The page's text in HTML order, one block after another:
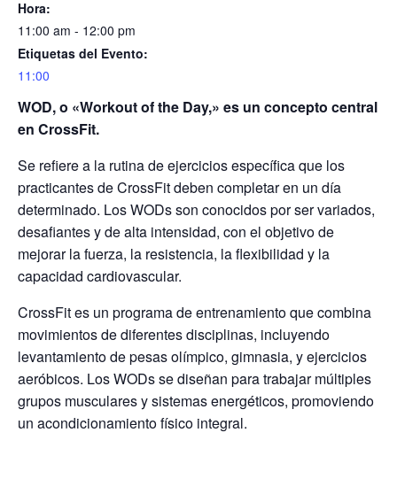
Hora:
11:00 am - 12:00 pm
Etiquetas del Evento:
11:00
WOD, o «Workout of the Day,» es un concepto central
en CrossFit.
Se refiere a la rutina de ejercicios específica que los
practicantes de CrossFit deben completar en un día
determinado. Los WODs son conocidos por ser variados,
desafiantes y de alta intensidad, con el objetivo de
mejorar la fuerza, la resistencia, la flexibilidad y la
capacidad cardiovascular.
CrossFit es un programa de entrenamiento que combina
movimientos de diferentes disciplinas, incluyendo
levantamiento de pesas olímpico, gimnasia, y ejercicios
aeróbicos. Los WODs se diseñan para trabajar múltiples
grupos musculares y sistemas energéticos, promoviendo
un acondicionamiento físico integral.